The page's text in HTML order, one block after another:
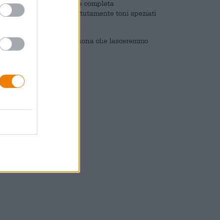
dolcezza morbida che completa
il luppolo rivela ripetutamente toni speziati
situazione e così buona che lasceremmo